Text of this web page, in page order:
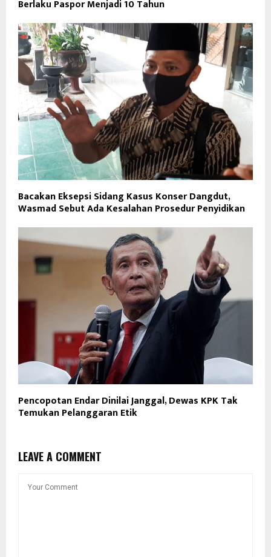
Berlaku Paspor Menjadi 10 Tahun
Bacakan Eksepsi Sidang Kasus Konser Dangdut,
Wasmad Sebut Ada Kesalahan Prosedur Penyidikan
Pencopotan Endar Dinilai Janggal, Dewas KPK Tak
Temukan Pelanggaran Etik
LEAVE A COMMENT